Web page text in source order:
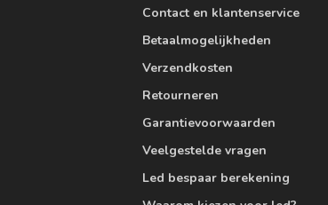
Contact en klantenservice
Betaalmogelijkheden
Verzendkosten
Retourneren
Garantievoorwaarden
Veelgestelde vragen
Led bespaar berekening